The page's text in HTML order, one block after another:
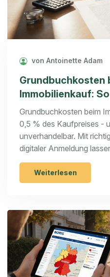
von Antoinette Adam
Grundbuchkosten
Immobilienkauf:
Ausgaben
Grundbuchkosten beim
0,5 % des Kaufpreises -
unverhandelbar. Mit
digitaler Anmeldung
vermeiden und bis zu 10
Weiterlesen